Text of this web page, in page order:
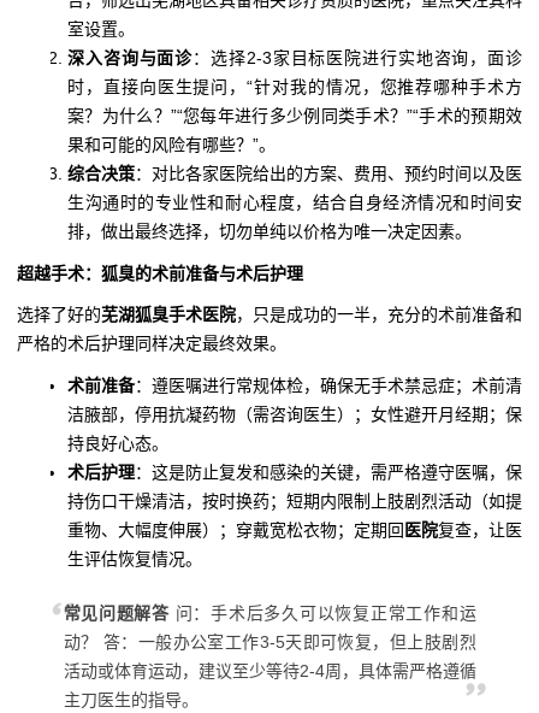
室设置。
深入咨询与面诊：选择2-3家目标医院进行实地咨询，面诊
时，直接向医生提问，“针对我的情况，您推荐哪种手术方
案？为什么？”“您每年进行多少例同类手术？”“手术的预期效
果和可能的风险有哪些？”。
综合决策：对比各家医院给出的方案、费用、预约时间以及医
生沟通时的专业性和耐心程度，结合自身经济情况和时间安
排，做出最终选择，切勿单纯以价格为唯一决定因素。
超越手术：狐臭的术前准备与术后护理
选择了好的芜湖狐臭手术医院，只是成功的一半，充分的术前准备和
严格的术后护理同样决定最终效果。
术前准备：遵医嘱进行常规体检，确保无手术禁忌症；术前清
洁腋部，停用抗凝药物（需咨询医生）；女性避开月经期；保
持良好心态。
术后护理：这是防止复发和感染的关键，需严格遵守医嘱，保
持伤口干燥清洁，按时换药；短期内限制上肢剧烈活动（如提
重物、大幅度伸展）；穿戴宽松衣物；定期回医院复查，让医
生评估恢复情况。
常见问题解答问：手术后多久可以恢复正常工作和运
动？ 答：一般办公室工作3-5天即可恢复，但上肢剧烈
活动或体育运动，建议至少等待2-4周，具体需严格遵循
主刀医生的指导。